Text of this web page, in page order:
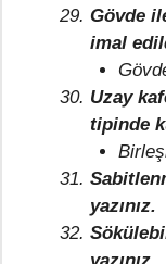
Gövde
imal
Uzay
tipinde
yazınız.
yazınız.